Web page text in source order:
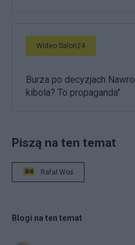
Wideo Salon24
Burza po decyzjach
kibola? To propaganda"
Piszą na ten temat
Rafał Woś
Blogi na ten temat